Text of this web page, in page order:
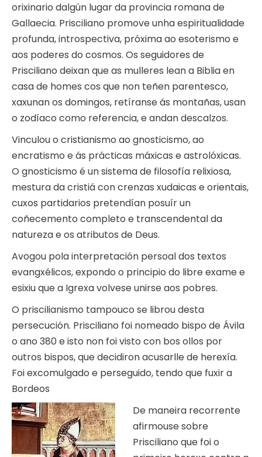
orixinario dalgún lugar da provincia romana de
Gallaecia. Prisciliano promove unha espiritualidade
profunda, introspectiva, próxima ao esoterismo e
aos poderes do cosmos. Os seguidores de
Prisciliano deixan que as mulleres lean a Biblia en
casa de homes cos que non teñen parentesco,
xaxunan os domingos, retíranse ás montañas, usan
o zodíaco como referencia, e andan descalzos.
Vinculou o cristianismo ao gnosticismo, ao
encratismo e ás prácticas máxicas e astrolóxicas.
O gnosticismo é un sistema de filosofía relixiosa,
mestura da cristiá con crenzas xudaicas e orientais,
cuxos partidarios pretendían posuír un
coñecemento completo e transcendental da
natureza e os atributos de Deus.
Avogou pola interpretación persoal dos textos
evangxélicos, expondo o principio do libre exame e
esixiu que a Igrexa volvese unirse aos pobres.
O priscilianismo tampouco se librou desta
persecución. Prisciliano foi nomeado bispo de Ávila
o ano 380 e isto non foi visto con bos ollos por
outros bispos, que decidiron acusarlle de herexía.
Foi excomulgado e perseguido, tendo que fuxir a
Bordeos
De maneira recorrente
afirmouse sobre
Prisciliano que foi o